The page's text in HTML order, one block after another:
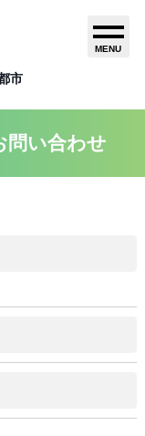
市
MENU
問い合わせ